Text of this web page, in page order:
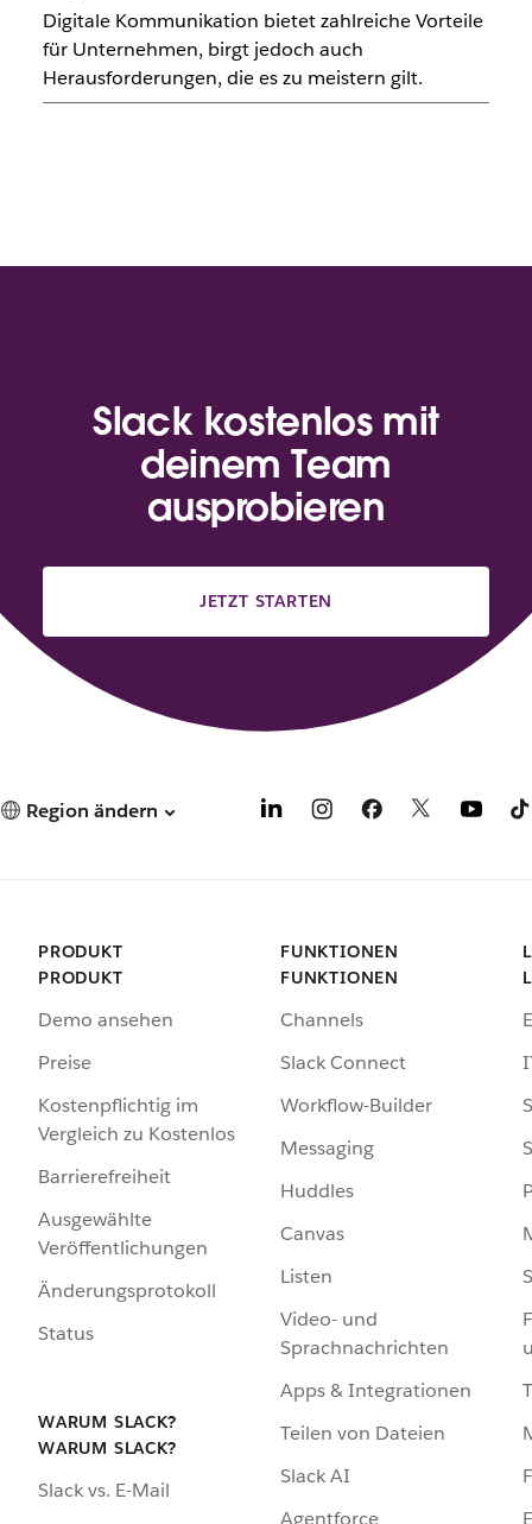
Digitale Kommunikation bietet zahlreiche Vorteile
für Unternehmen, birgt jedoch auch
Herausforderungen, die es zu meistern gilt.
Slack kostenlos mit
deinem Team
ausprobieren
JETZT STARTEN
Region ändern
PRODUKT
PRODUKT
Demo ansehen
Preise
Kostenpflichtig im
Vergleich zu Kostenlos
Barrierefreiheit
Ausgewählte
Veröffentlichungen
Änderungsprotokoll
Status
WARUM SLACK?
WARUM SLACK?
Slack vs. E-Mail
FUNKTIONEN
FUNKTIONEN
Channels
Slack Connect
Workflow-Builder
Messaging
Huddles
Canvas
Listen
Video- und
Sprachnachrichten
Apps & Integrationen
Teilen von Dateien
Slack AI
Agentforce